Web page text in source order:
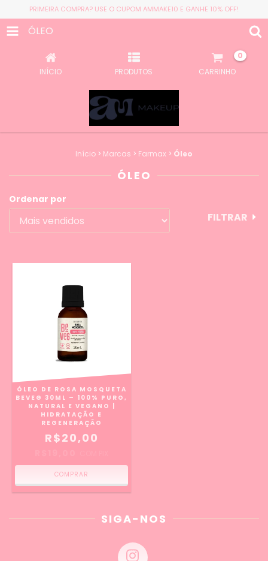
PRIMEIRA COMPRA? USE O CUPOM AMMAKE10 E GANHE 10% OFF!
ÓLEO
INÍCIO PRODUTOS CARRINHO
0
Início > Marcas > Farmax > Óleo
ÓLEO
Ordenar por
FILTRAR
ÓLEO DE ROSA MOSQUETA
BEVEG 30ML – 100% PURO,
NATURAL E VEGANO |
HIDRATAÇÃO E
REGENERAÇÃO
R$20,00
SIGA-NOS